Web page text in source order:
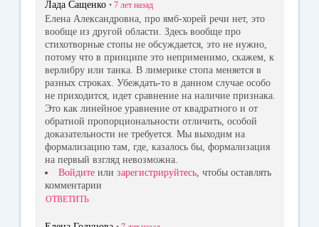
Лада Сащенко • 7 лет назад
Елена Александровна, про ямб-хорей речи нет, это
вообще из другой области. Здесь вообще про
стихотворные стопы не обсуждается, это не нужно,
потому что в принципе это неприменимо, скажем, к
верлибру или танка. В лимерике стопа меняется в
разных строках. Убеждать-то в данном случае особо
не приходится, идет сравнение на наличие признака.
Это как линейное уравнение от квадратного и от
обратной пропорциональности отличить, особой
доказательности не требуется. Мы выходим на
формализацию там, где, казалось бы, формализация
на первый взгляд невозможна.
Войдите или зарегистрируйтесь, чтобы оставлять
комментарии
ОТВЕТИТЬ